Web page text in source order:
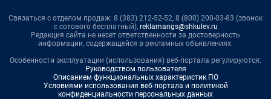
Связаться с отделом продаж: 8 (383) 212-52-52, 8 (800) 200-03-83 (звонок
с сотового бесплатный), reklamangs@shkulev.ru
Редакция сайта не несет ответственности за достоверность
информации, содержащейся в рекламных объявлениях.
Особенности эксплуатации (использования) веб-портала регулируются:
Руководством пользователя
Описанием функциональных характеристик ПО
Условиями использования веб-портала и политикой
конфиденциальности персональных данных